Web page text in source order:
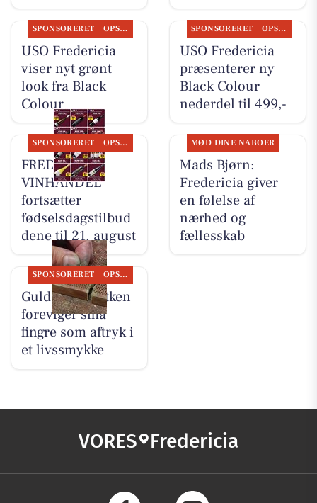
SPONSORERET OPSLAGSTAVLEN
USO Fredericia
viser nyt grønt
look fra Black
Colour
SPONSORERET OPSLAGSTAVLEN
USO Fredericia
præsenterer ny
Black Colour
nederdel til 499,-
SPONSORERET OPSLAGSTAVLEN
FREDERICIA
VINHANDEL
fortsætter
fødselsdagstilbud
dene til 21. august
MØD DINE NABOER
Mads Bjørn:
Fredericia giver
en følelse af
nærhed og
fællesskab
SPONSORERET OPSLAGSTAVLEN
Guldsmed Lütken
foreviger små
fingre som aftryk i
et livssmykke
VORES Fredericia